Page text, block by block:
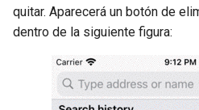
quitar. Aparecerá un botón de
dentro de la siguiente figura: